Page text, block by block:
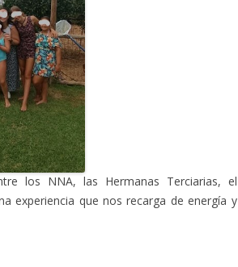
los NNA, las Hermanas Terciarias, el
experiencia que nos recarga de energía y